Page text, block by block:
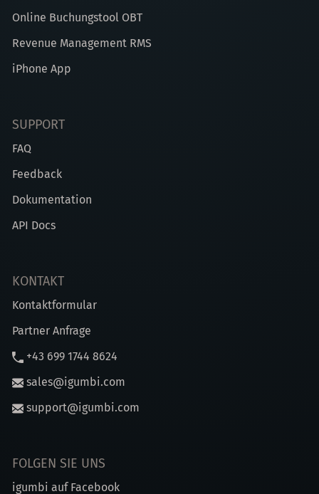
Online Buchungstool OBT
Revenue Management RMS
iPhone App
SUPPORT
FAQ
Feedback
Dokumentation
API Docs
KONTAKT
Kontaktformular
Partner Anfrage
+43 699 1744 8624
sales@igumbi.com
support@igumbi.com
FOLGEN SIE UNS
igumbi auf Facebook